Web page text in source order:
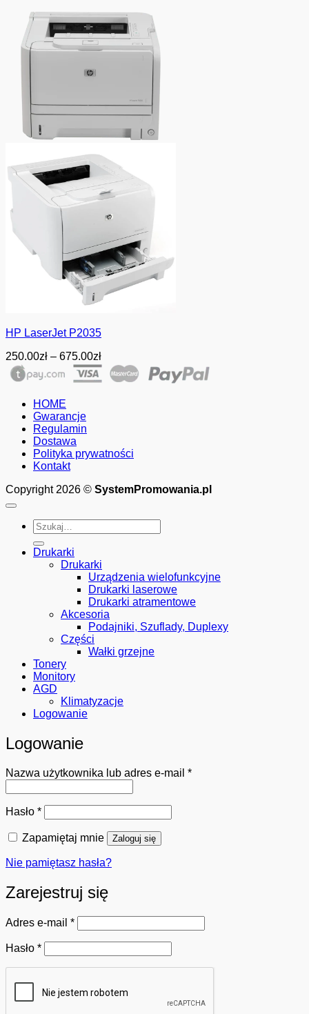
HP LaserJet P2035
250.00zł – 675.00złZakres
cen:
od
HOME
Gwarancje
Regulamin
Dostawa
Polityka prywatności
Kontakt
Copyright 2026 © SystemPromowania.pl
Szukaj:
Drukarki
Drukarki
Urządzenia wielofunkcyjne
Drukarki laserowe
Drukarki atramentowe
Akcesoria
Podajniki, Szuflady, Duplexy
Części
Wałki grzejne
Tonery
Monitory
AGD
Klimatyzacje
Logowanie
Logowanie
Nazwa użytkownika lub adres e-mail *Wymagane
Hasło *Wymagane
Zapamiętaj mnie Zaloguj się
Nie pamiętasz hasła?
Zarejestruj się
Adres e-mail *Wymagane
Hasło *Wymagane